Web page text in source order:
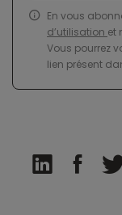
En vous
d’utilisation et
Vous pourrez
lien présent